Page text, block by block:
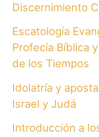
Discernimiento
Escatología
Profecía Bíblica
de los Tiempos
Idolatría y
Israel y Judá
Introducción a